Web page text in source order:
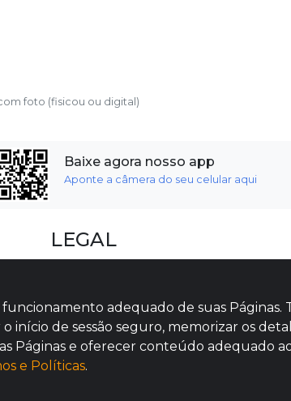
foto (fisicou ou digital)
Baixe agora nosso app
Aponte a câmera do seu celular aqui
LEGAL
Políticas de Cookies
adequado de suas
início de sessão seguro, memorizar os
Páginas e oferecer conteúdo adequado
e Políticas.